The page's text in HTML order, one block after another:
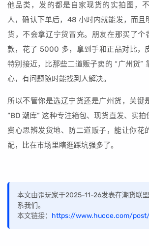
他品类，发的都是自家现货的实拍图，
人，确认下单后，48 小时内就能发，而且
货，不会拿辽宁货冒充。朋友在那买了个
款，花了 5000 多，拿到手和正品对比，
特别接近，比那些二道贩子卖的 “广州货”
心，有问题随时能找到人解决。
所以不管你是选辽宁货还是广州货，关键
“BD 潮库” 这种专注箱包、现货直发、实
费心思辨发货地、防二道贩子，能让你花
配，比在市场里瞎逛踩坑强多了。
本文由歪玩家于2025-11-26发表在潮货联
系我们。
本文链接： https://www.hucce.com/